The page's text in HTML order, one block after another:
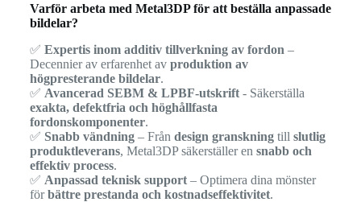
Varför arbeta med Metal3DP för att beställa anpassade
bildelar?
✅ Expertis inom additiv tillverkning av fordon –
Decennier av erfarenhet av produktion av
högpresterande bildelar.
✅ Avancerad SEBM & LPBF-utskrift- Säkerställa
exakta, defektfria och höghållfasta
fordonskomponenter.
✅ Snabb vändning– Från design granskningtill slutlig
produktleverans, Metal3DP säkerställer en snabb och
effektiv process.
✅ Anpassad teknisk support– Optimera dina mönster
förbättre prestanda och kostnadseffektivitet.